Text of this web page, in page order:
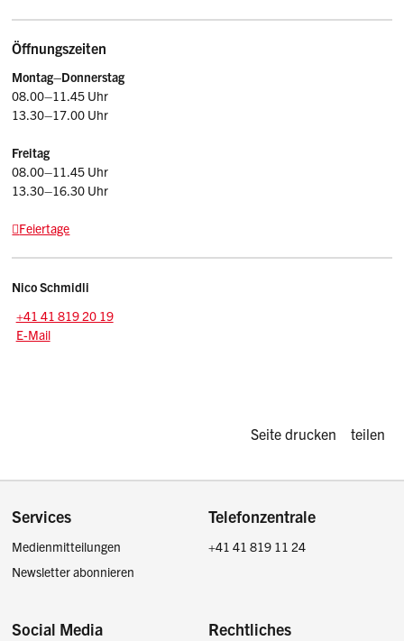
Öffnungszeiten
Montag–Donnerstag
08.00–11.45 Uhr
13.30–17.00 Uhr
Freitag
08.00–11.45 Uhr
13.30–16.30 Uhr
Feiertage
NicoSchmidli
Zentrale:
+41 41 819 20 19
E-Mail: nico.schmidli
E-Mail
Diese Seite
Seite drucken teilen
Footer
Services
Medienmitteilungen
Newsletter abonnieren
Telefonzentrale
+41 41 819 11 24
Social Media Rechtliches